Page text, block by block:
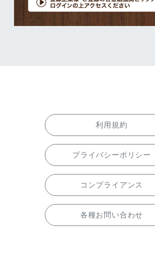
利用規約
プライバシーポリシー
コンプライアンス
各種お問い合わせ